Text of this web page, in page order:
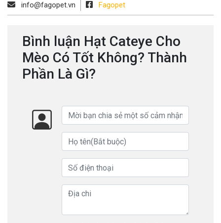
info@fagopet.vn
Fagopet
Bình luận Hạt Cateye Cho
Mèo Có Tốt Không? Thành
Phần Là Gì?